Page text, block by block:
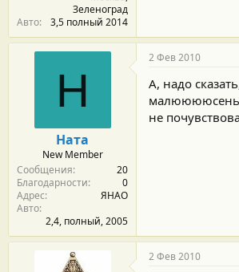
Зеленоград
Авто
3,5 полный 2014
Н
Ната
New Member
Сообщения
20
Благодарности
0
Адрес
ЯНАО
Авто
2,4, полный, 2005
2 Фев 2010
А, надо
не
2 Фев 2010